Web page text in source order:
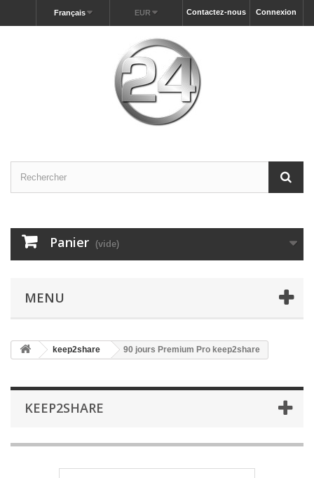
Connexion
Contactez-nous
EUR
Français
Panier (vide)
MENU
keep2share 90 jours Premium Pro keep2share
KEEP2SHARE